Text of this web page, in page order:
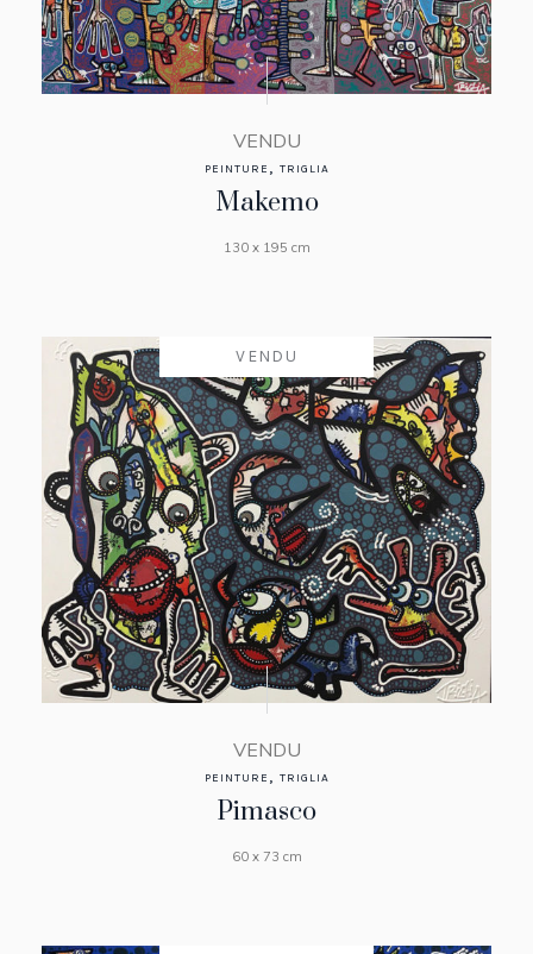
VENDU
PEINTURE , TRIGLIA
Makemo
130 x 195 cm
VENDU
VENDU
PEINTURE , TRIGLIA
Pimasco
60 x 73 cm